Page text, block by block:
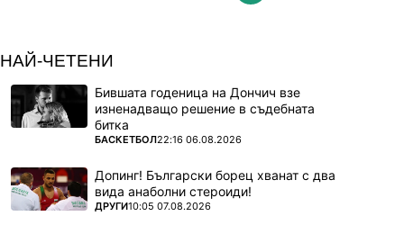
НАЙ-ЧЕТЕНИ
Бившата годеница на Дончич взе
изненадващо решение в съдебната
битка
ПОВЕЧЕ ОТ
БАСКЕТБОЛ22:16 06.08.2026
Допинг! Български борец хванат с два
вида анаболни стероиди!
ПОВЕЧЕ ОТ
ДРУГИ10:05 07.08.2026